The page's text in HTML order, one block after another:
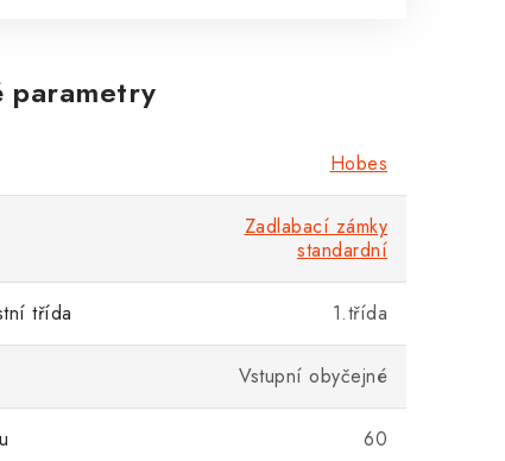
parametry
Hobes
Zadlabací zámky
standardní
třída 1.třída
Vstupní obyčejné
60